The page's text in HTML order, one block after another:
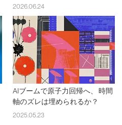
2026.06.24
AIブームで原子力回帰へ、 時間
軸のズレは埋められるか？
2025.05.23